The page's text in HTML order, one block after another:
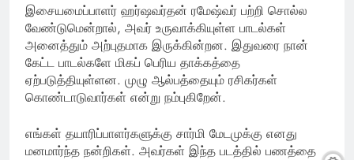
இசையமைப்பாளர் ஹர்ஷவர்தன் ரமேஷ்வர் பற்றி சொல்ல
வேண்டுமென்றால், அவர் உருவாக்கியுள்ள பாடல்கள்
அனைத்தும் அற்புதமாக இருக்கின்றன. இதுவரை நான்
கேட்ட பாடல்களே மிகப் பெரிய தாக்கத்தை
ஏற்படுத்தியுள்ளன. முழு ஆல்பத்தையும் ரசிகர்கள்
கொண்டாடுவார்கள் என்று நம்புகிறேன்.
எங்கள் தயாரிப்பாளர்களுக்கு சார்மி மேடமுக்கு எனது
மனமார்ந்த நன்றிகள். அவர்கள் இந்த படத்தில் பணத்தை